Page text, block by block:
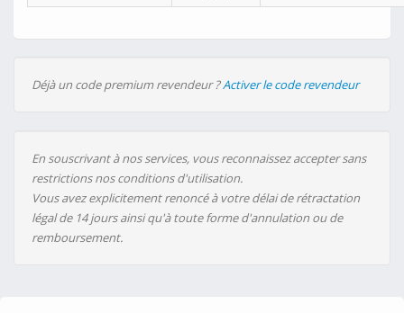
Déjà un code premium revendeur ?Activer le code revendeur
En souscrivant à nos services, vous reconnaissez accepter sans
restrictions nos conditions d'utilisation.
Vous avez explicitement renoncé à votre délai de rétractation
légal de 14 jours ainsi qu'à toute forme d'annulation ou de
remboursement.